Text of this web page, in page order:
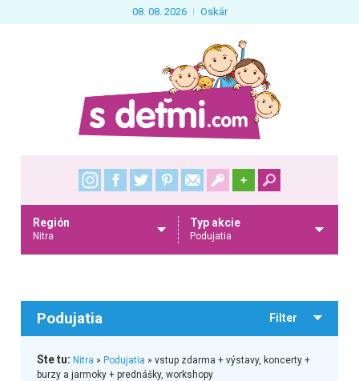
08. 08. 2026 Oskár
+
Región
Nitra
Typ akcie
Podujatia
Podujatia Filter
Ste tu: Nitra » Podujatia » vstup zdarma + výstavy, koncerty +
burzy a jarmoky + prednášky, workshopy